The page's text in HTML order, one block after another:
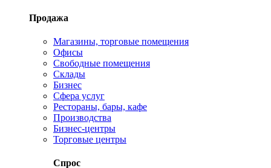
Продажа
Магазины, торговые помещения
Офисы
Свободные помещения
Склады
Бизнес
Сфера услуг
Рестораны, бары, кафе
Производства
Бизнес-центры
Торговые центры
Спрос